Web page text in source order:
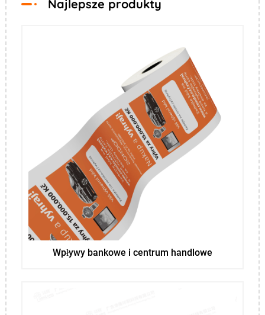
Najlepsze produkty
Wpływy bankowe i centrum handlowe